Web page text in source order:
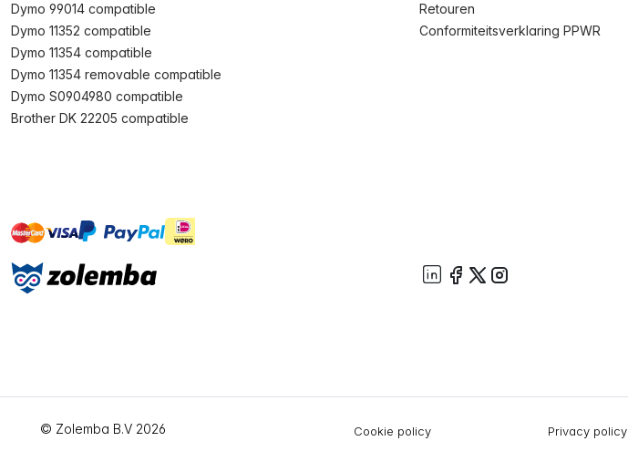
Dymo 99014 compatible
Dymo 11352 compatible
Dymo 11354 compatible
Dymo 11354 removable compatible
Dymo S0904980 compatible
Brother DK 22205 compatible
Retouren
Conformiteitsverklaring PPWR
mastervisa paypal ideal
© Zolemba B.V 2026 Cookie policy Privacy policy